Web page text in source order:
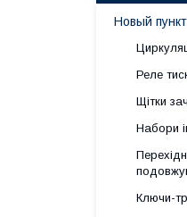
Новый
Реле
Щітки
Набори
Ключи-